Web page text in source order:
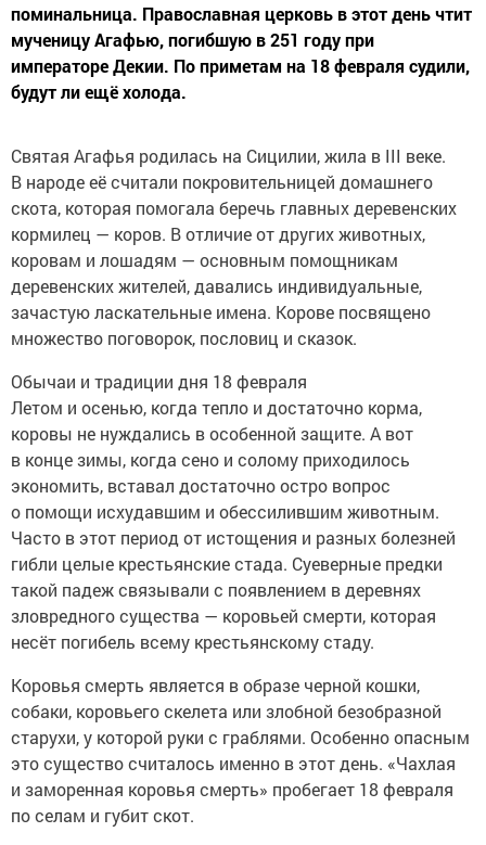
поминальница. Православная церковь в этот день чтит
мученицу Агафью, погибшую в 251 году при
императоре Декии. По приметам на 18 февраля судили,
будут ли ещё холода.
Святая Агафья родилась на Сицилии, жила в III веке.
В народе её считали покровительницей домашнего
скота, которая помогала беречь главных деревенских
кормилец — коров. В отличие от других животных,
коровам и лошадям — основным помощникам
деревенских жителей, давались индивидуальные,
зачастую ласкательные имена. Корове посвящено
множество поговорок, пословиц и сказок.
Обычаи и традиции дня 18 февраля
Летом и осенью, когда тепло и достаточно корма,
коровы не нуждались в особенной защите. А вот
в конце зимы, когда сено и солому приходилось
экономить, вставал достаточно остро вопрос
о помощи исхудавшим и обессилившим животным.
Часто в этот период от истощения и разных болезней
гибли целые крестьянские стада. Суеверные предки
такой падеж связывали с появлением в деревнях
зловредного существа — коровьей смерти, которая
несёт погибель всему крестьянскому стаду.
Коровья смерть является в образе черной кошки,
собаки, коровьего скелета или злобной безобразной
старухи, у которой руки с граблями. Особенно опасным
это существо считалось именно в этот день. «Чахлая
и заморенная коровья смерть» пробегает 18 февраля
по селам и губит скот.